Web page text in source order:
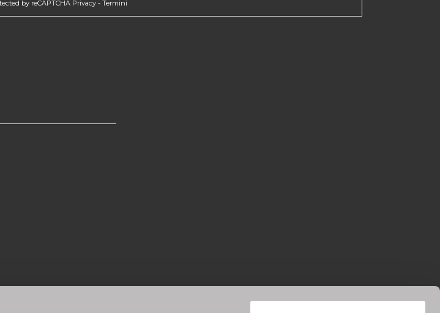
by reCAPTCHA Privacy- Termini